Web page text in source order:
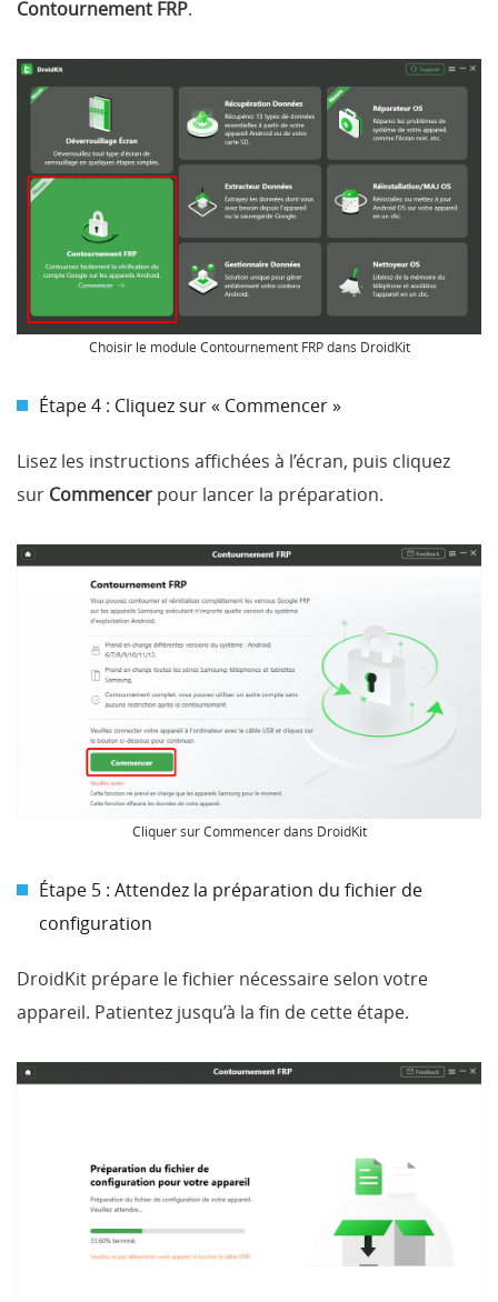
Contournement FRP.
Choisir le module Contournement FRP dans DroidKit
Étape 4 : Cliquez sur « Commencer »
Lisez les instructions affichées à l’écran, puis cliquez
sur Commencer pour lancer la préparation.
Cliquer sur Commencer dans DroidKit
Étape 5 : Attendez la préparation du fichier de
configuration
DroidKit prépare le fichier nécessaire selon votre
appareil. Patientez jusqu’à la fin de cette étape.